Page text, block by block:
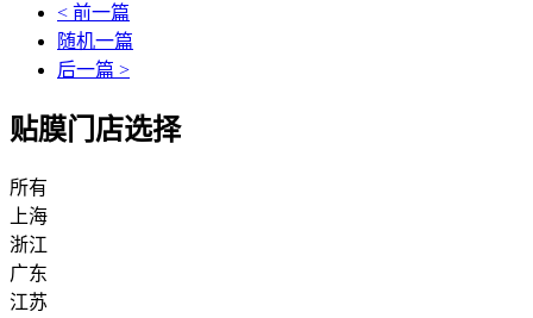
< 前一篇
随机一篇
后一篇 >
贴膜门店选择
所有
上海
浙江
广东
江苏